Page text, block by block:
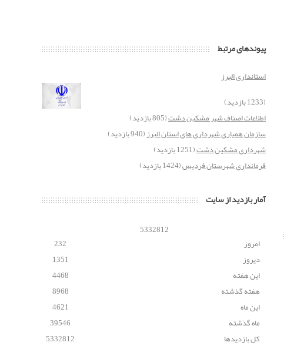
پیوندهای مرتبط
استانداری البرز
(1233 بازدید)
اطلاعات اصناف شهر مشکین دشت(805 بازدید)
سازمان همیاری شهرداری های استان البرز(940 بازدید)
شهرداری مشکین دشت(1251 بازدید)
فرمانداری شهرستان فردیس(1424 بازدید)
آمار بازدید از سایت
5332812
امروز
دیروز
این هفته
هفته گذشته
این ماه
ماه گذشته
کل بازدیدها
232
1351
4468
8968
4621
39546
5332812